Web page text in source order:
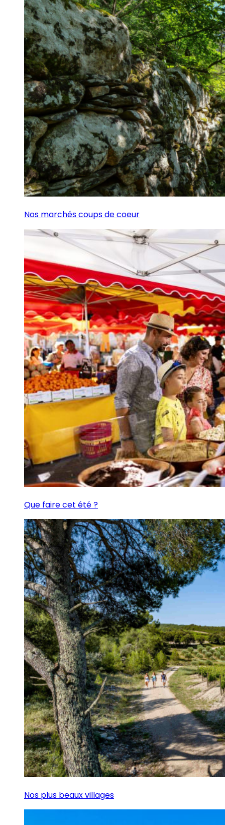
Nos marchés coups de coeur
Que faire cet été ?
Nos plus beaux villages